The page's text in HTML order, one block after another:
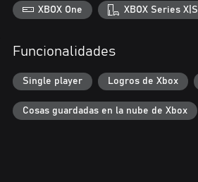
XBOX One XBOX Series X|S
Funcionalidades
Single player Logros de Xbox
Cosas guardadas en la nube de Xbox